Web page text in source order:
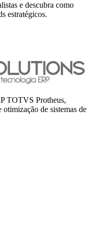
e descubra como
estratégicos.
TOTVS Protheus,
de sistemas de